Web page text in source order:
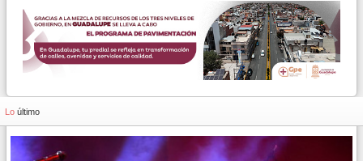
Lo último